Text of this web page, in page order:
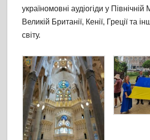
україномовні аудіогіди у Північній
Великій Британії, Кенії, Греції та
світу.